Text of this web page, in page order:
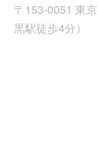
〒153-0051 東
黒駅徒歩4分）